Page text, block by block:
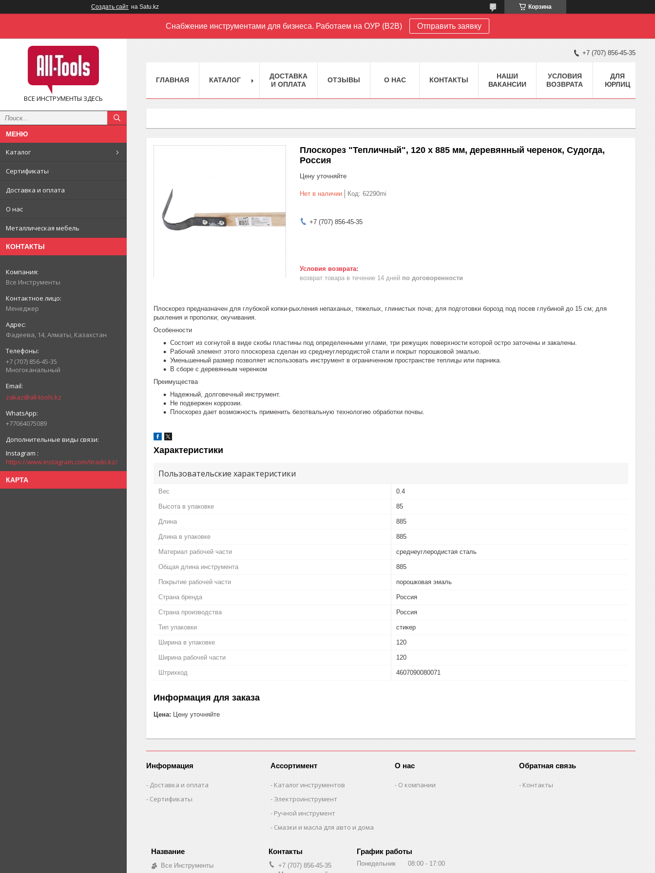
Создать сайт на Satu.kz Корзина
Снабжение инструментами для бизнеса. Работаем на ОУР (B2B) Отправить заявку
ВСЕ ИНСТРУМЕНТЫ ЗДЕСЬ
Каталог
Сертификаты
Доставка и оплата
О нас
Металлическая мебель
КОНТАКТЫ
Все Инструменты
Менеджер
Фадеева, 14, Алматы, Казахстан
+7 (707) 856-45-35
Многоканальный
zakaz@all-tools.kz
+77064075089
Instagram
https://www.instagram.com/tirado.kz/
КАРТА
+7 (707) 856-45-35
ГЛАВНАЯ КАТАЛОГ
ДОСТАВКА
И ОПЛАТА
ОТЗЫВЫ О НАС КОНТАКТЫ
НАШИ
ВАКАНСИИ
УСЛОВИЯ
ВОЗВРАТА
ДЛЯ
ЮРЛИЦ
Плоскорез "Тепличный", 120 х 885 мм, деревянный черенок, Судогда,
Россия
Цену уточняйте
Нет в наличии Код: 62290mi
+7 (707) 856-45-35
возврат товара в течение 14 дней по договоренности
Плоскорез предназначен для глубокой копки-рыхления непаханых, тяжелых, глинистых почв; для подготовки борозд под посев глубиной до 15 см; для
рыхления и прополки; окучивания.
Особенности
Состоит из согнутой в виде скобы пластины под определенными углами, три режущих поверхности которой остро заточены и закалены.
Рабочий элемент этого плоскореза сделан из среднеуглеродистой стали и покрыт порошковой эмалью.
Уменьшенный размер позволяет использовать инструмент в ограниченном пространстве теплицы или парника.
В сборе с деревянным черенком
Преимущества
Надежный, долговечный инструмент.
Не подвержен коррозии.
Плоскорез дает возможность применить безотвальную технологию обработки почвы.
Характеристики
Пользовательские характеристики
Вес 0.4
Высота в упаковке 85
Длина 885
Длина в упаковке 885
Материал рабочей части среднеуглеродистая сталь
Общая длина инструмента 885
Покрытие рабочей части порошковая эмаль
Страна бренда Россия
Страна производства Россия
Тип упаковки стикер
Ширина в упаковке 120
Ширина рабочей части 120
Штрихкод 4607090080071
Информация для заказа
Цена: Цену уточняйте
Информация
Доставка и оплата
Сертификаты
Ассортимент
Каталог инструментов
Электроинструмент
Ручной инструмент
Смазки и масла для авто и дома
О нас
О компании
Обратная связь
Контакты
Все Инструменты
+7 (707) 856-45-35
График работы
Понедельник 08:00 17:00